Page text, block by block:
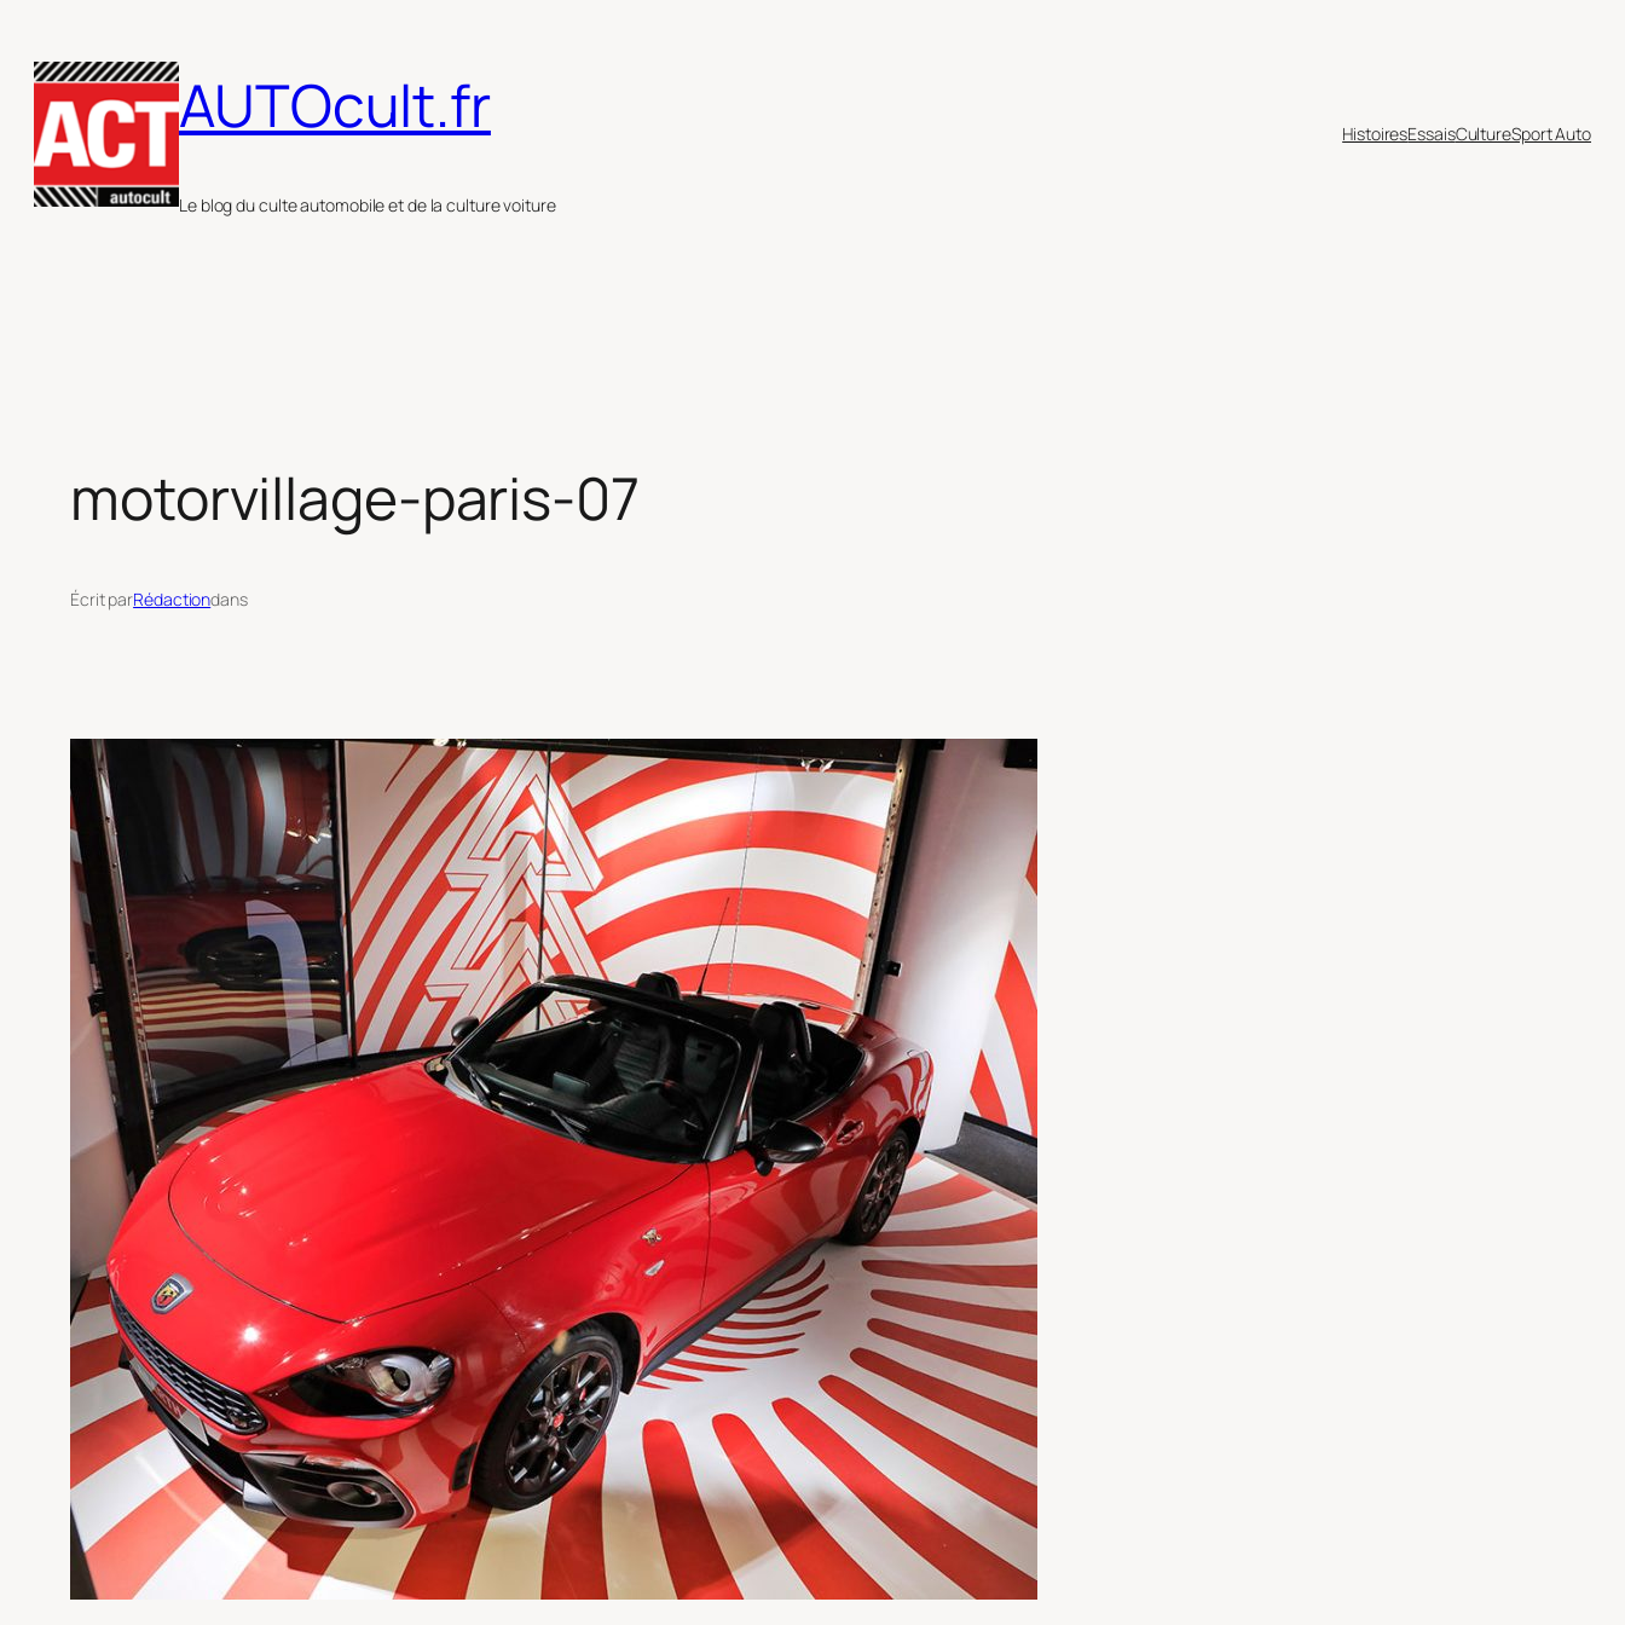
au
contenu
AUTOcult.fr
Le blog du culte automobile et de la culture voiture
HistoiresEssaisCultureSport Auto
motorvillage-paris-07
Écrit parRédactiondans